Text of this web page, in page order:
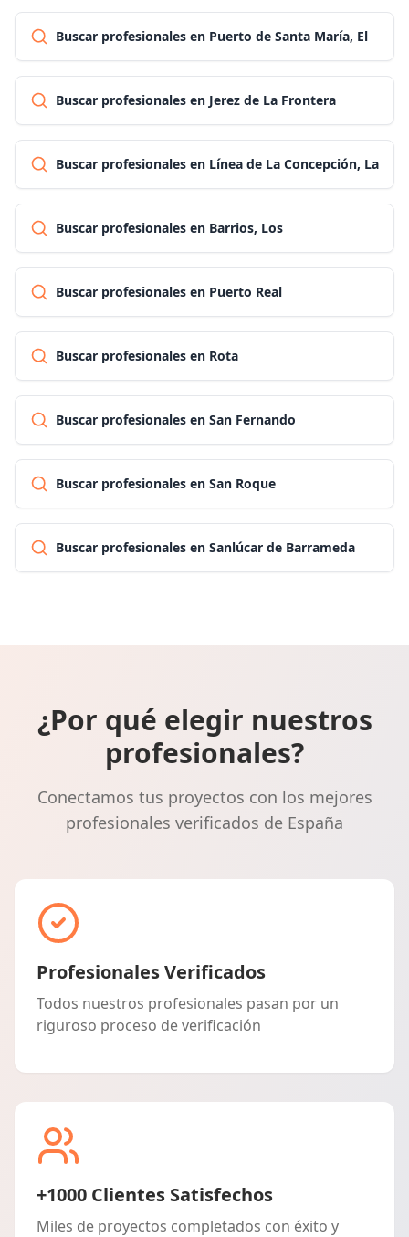
Buscar profesionales en Puerto de Santa María, El
Buscar profesionales en Jerez de La Frontera
Buscar profesionales en Línea de La Concepción, La
Buscar profesionales en Barrios, Los
Buscar profesionales en Puerto Real
Buscar profesionales en Rota
Buscar profesionales en San Fernando
Buscar profesionales en San Roque
Buscar profesionales en Sanlúcar de Barrameda
¿Por qué elegir nuestros
profesionales?
Conectamos tus proyectos con los mejores
profesionales verificados de España
Profesionales Verificados
Todos nuestros profesionales pasan por un
riguroso proceso de verificación
+1000 Clientes Satisfechos
Miles de proyectos completados con éxito y